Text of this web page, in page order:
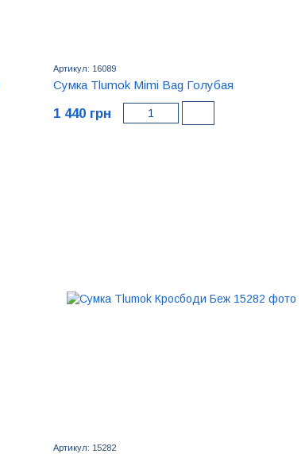
Артикул: 16089
Сумка Tlumok Mimi Bag Голубая
1 440 грн
Артикул: 15282